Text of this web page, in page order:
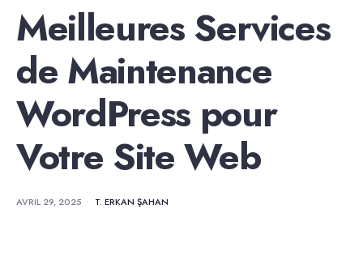
Meilleures Services
de Maintenance
WordPress pour
Votre Site Web
AVRIL 29, 2025 • T. ERKAN ŞAHAN